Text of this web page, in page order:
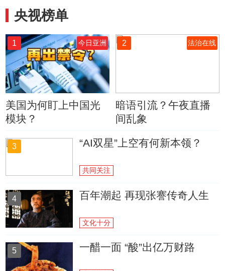
央视榜单
1 今日亚洲
美国为何盯上中国光
模块？
2 法治在线
暗语引流？午夜直播
间乱象
3 “AI双星”上空有何新本领？
共同关注
4 百年潮起 再现张謇传奇人生
文化十分
5 一醋一面 “酸”出亿万财路